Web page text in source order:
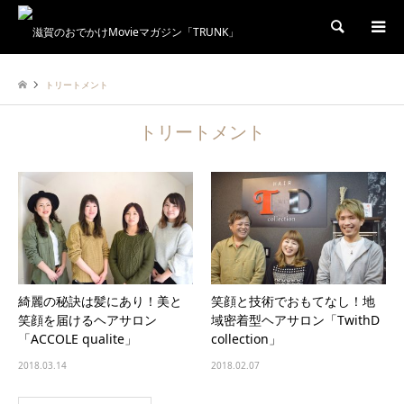
検索
トリートメント
トリートメント
綺麗の秘訣は髪にあり！美と
笑顔を届けるヘアサロン
「ACCOLE qualite」
2018.03.14
笑顔と技術でおもてなし！地
域密着型ヘアサロン「TwithD
collection」
2018.02.07